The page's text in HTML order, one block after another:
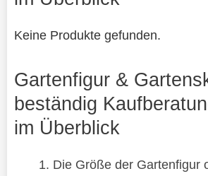
Keine Produkte gefunden.
Gartenfigur &
beständig
im Überblick
Die Größe der Gartenfigur